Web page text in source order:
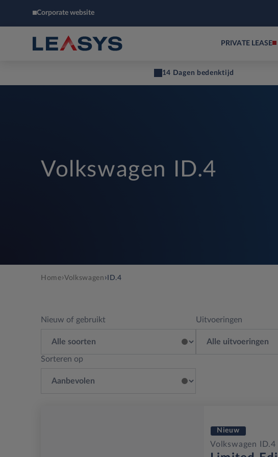
Corporate website
PRIVATE LEASE
14 Dagen bedenktijd
Volkswagen ID.4
Home›Volkswagen › ID.4
Nieuw of gebruikt Uitvoeringen
Sorteren op
Nieuw
Volkswagen ID.4